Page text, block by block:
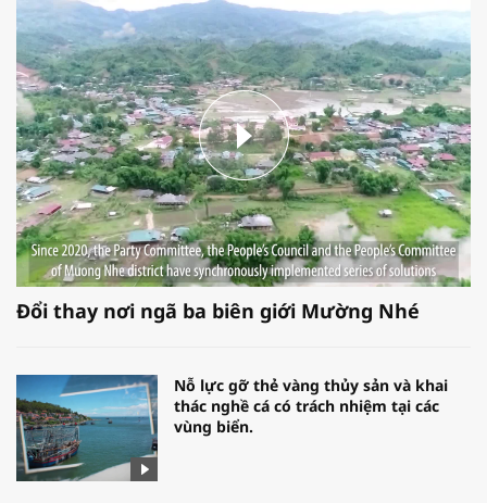
Đổi thay nơi ngã ba biên giới Mường Nhé
Nỗ lực gỡ thẻ vàng thủy sản và khai
thác nghề cá có trách nhiệm tại các
vùng biển.